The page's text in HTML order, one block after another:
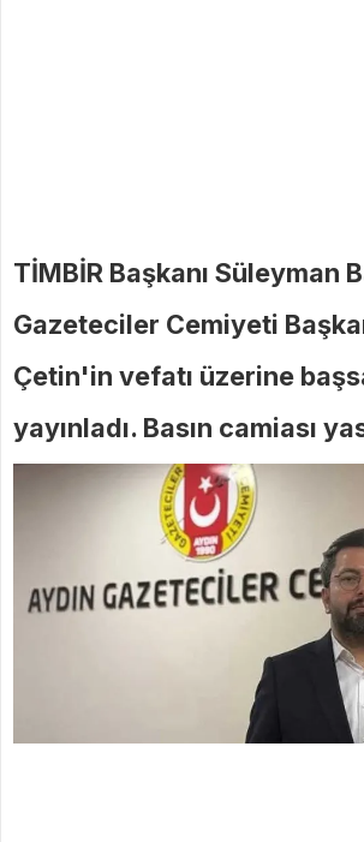
TİMBİR Başkanı Süleyman
Gazeteciler Cemiyeti
Çetin'in vefatı üzerine
yayınladı. Basın camiası